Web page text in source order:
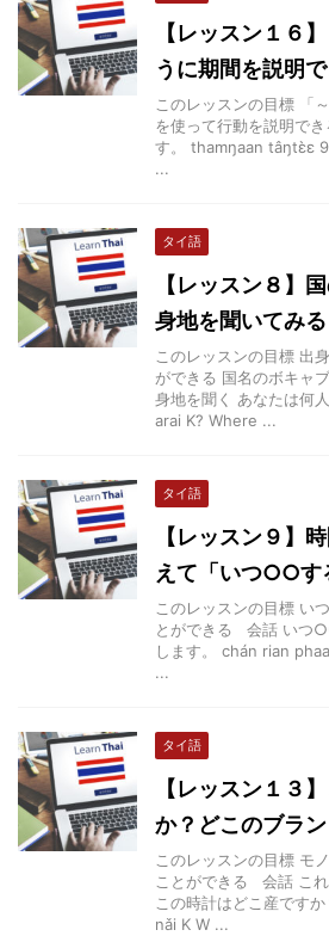
【レッスン１６
うに期間を説明
このレッスンの目標 「
を使って行動を説明で
す。 thamŋaan tâŋtɛ̀ɛ
...
タイ語
【レッスン８】
身地を聞いてみる
このレッスンの目標 出
ができる 国名のボキャ
身地を聞く あなたは何
arai K? Where ...
タイ語
【レッスン９】
えて「いつ○○す
このレッスンの目標 い
とができる 会話 いつ
します。 chán rian
...
タイ語
【レッスン１３
か？どこのブラ
このレッスンの目標 モ
ことができる 会話 こ
この時計はどこ産です
nǎi K W ...